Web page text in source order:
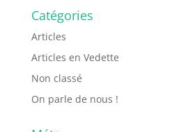
Catégories
Articles
Articles en Vedette
Non classé
On parle de nous !